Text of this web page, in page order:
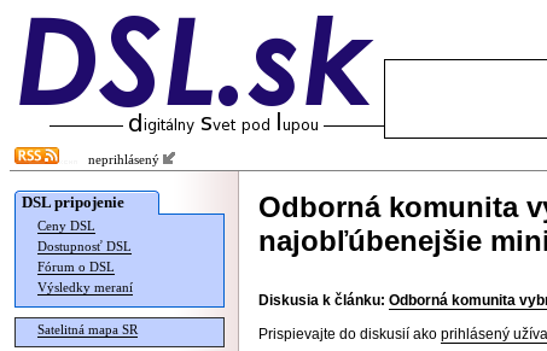
neprihlásený
DSL pripojenie
Ceny DSL
Dostupnosť DSL
Fórum o DSL
Výsledky meraní
Satelitná mapa SR
Odborná komunita
najobľúbenejšie
Diskusia k článku: Odborná komunita
Prispievajte do diskusií ako prihlásený